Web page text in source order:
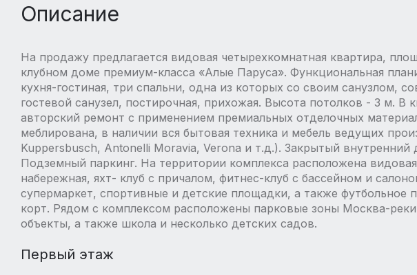
Описание
На продажу предлагается видовая четырехкомнатная квартира,
клубном доме премиум-класса «Алые Паруса». Функциональная
кухня-гостиная, три спальни, одна из которых со своим санузлом,
гостевой санузел, постирочная, прихожая. Высота потолков - 3 м. В
авторский ремонт с применением премиальных отделочных
меблирована, в наличии вся бытовая техника и мебель ведущих
Kuppersbusch, Antonelli Moravia, Verona и т.д.). Закрытый внутренний
Подземный паркинг. На территории комплекса расположена видовая
набережная, яхт- клуб с причалом, фитнес-клуб с бассейном и
супермаркет, спортивные и детские площадки, а также футбольное
корт. Рядом с комплексом расположены парковые зоны Москва-
объекты, а также школа и несколько детских садов.
Первый этаж